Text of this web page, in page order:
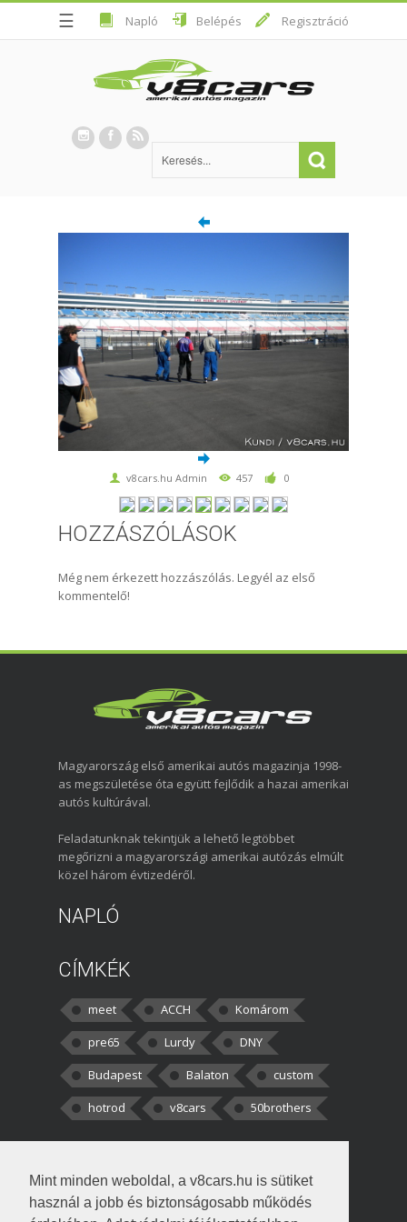
Mint minden weboldal, a v8cars.hu is sütiket
használ a jobb és biztonságosabb működés
☰ Napló Belépés Regisztráció
v8cars.hu Admin 457 0
HOZZÁSZÓLÁSOK
Még nem érkezett hozzászólás. Legyél az első
kommentelő!
Magyarország első amerikai autós magazinja 1998-
as megszületése óta együtt fejlődik a hazai amerikai
autós kultúrával.
Feladatunknak tekintjük a lehető legtöbbet
megőrizni a magyarországi amerikai autózás elmúlt
közel három évtizedéről.
NAPLÓ
CÍMKÉK
meet ACCH
Komárom
pre65
Lurdy
DNY
Budapest
Balaton
custom
hotrod
v8cars 50brothers
kortisz:Elszúrtam! Én csak két
darabbaal számoltam. Nem tudtam, hogy fél autót,